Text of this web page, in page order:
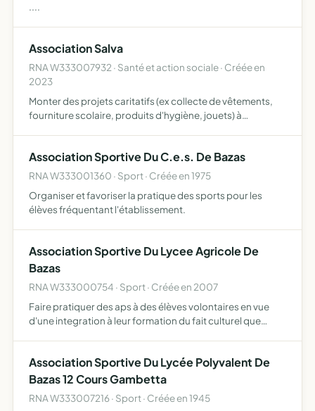
....
Association Salva
RNA W333007932 · Santé et action sociale · Créée en
2023
Monter des projets caritatifs (ex collecte de vêtements,
fourniture scolaire, produits d'hygiène, jouets) à
campagnes …
Association Sportive Du C.e.s. De Bazas
RNA W333001360 · Sport · Créée en 1975
Organiser et favoriser la pratique des sports pour les
élèves fréquentant l'établissement.
Association Sportive Du Lycee Agricole De
Bazas
RNA W333000754 · Sport · Créée en 2007
Faire pratiquer des aps à des élèves volontaires en vue
d'une integration à leur formation du fait culturel que
Association Sportive Du Lycée Polyvalent De
Bazas 12 Cours Gambetta
RNA W333007216 · Sport · Créée en 1945